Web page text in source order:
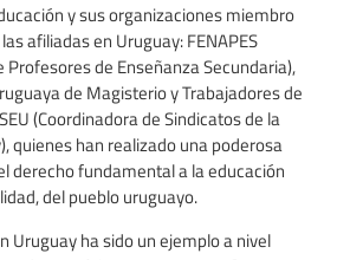
y sus organizaciones miembro
afiliadas en Uruguay: FENAPES
Profesores de Enseñanza Secundaria),
de Magisterio y Trabajadores de
(Coordinadora de Sindicatos de la
quienes han realizado una poderosa
derecho fundamental a la educación
del pueblo uruguayo.
Uruguay ha sido un ejemplo a nivel